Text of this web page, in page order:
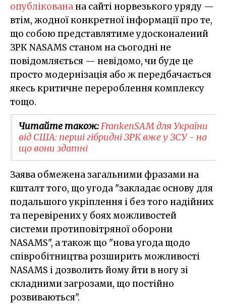
опублікованана сайті норвезького уряду —
втім, жодної конкретної інформації про те,
що собою представлятиме удосконалений
ЗРК NASAMS станом на сьогодні не
повідомляється — невідомо, чи буде це
просто модернізація або ж передбачається
якесь критичне перероблення комплексу
тощо.
Читайте також:FrankenSAM для України
від США: перші гібридні ЗРК вже у ЗСУ - на
що вони здатні
Заява обмежена загальними фразами на
кшталт того, що угода "закладає основу для
подальшого укріплення і без того надійних
та перевірених у боях можливостей
системи протиповітряної оборони
NASAMS", а також що "нова угода щодо
співробітництва розширить можливості
NASAMS і дозволить йому йти в ногу зі
складними загрозами, що постійно
розвиваються".